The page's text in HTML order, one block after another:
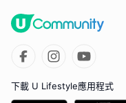
下載 U Lifestyle應用程式